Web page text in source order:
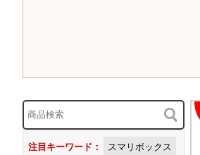
注目キーワード：
スマリボックス